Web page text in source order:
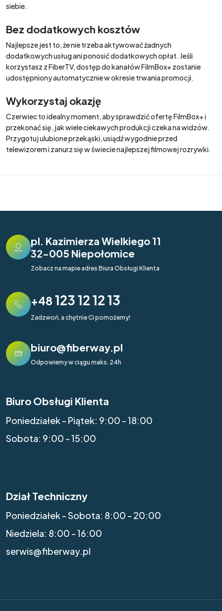
siebie.
Bez dodatkowych kosztów
Najlepsze jest to, że nie trzeba aktywować żadnych
dodatkowych usług ani ponosić dodatkowych opłat. Jeśli
korzystasz z FiberTV, dostęp do kanałów FilmBox+ zostanie
udostępniony automatycznie w okresie trwania promocji.
Wykorzystaj okazję
Czerwiec to idealny moment, aby sprawdzić ofertę FilmBox+ i
przekonać się, jak wiele ciekawych produkcji czeka na widzów.
Przygotuj ulubione przekąski, usiądź wygodnie przed
telewizorem i zanurz się w świecie najlepszej filmowej rozrywki.
pl. Kazimierza Wielkiego 11
32-005 Niepołomice
Zobacz na mapie adres Biura Obsługi Klienta
+48 123 12 12 13
Zadzwoń, a chętnie Ci pomożemy!
biuro@fiberway.pl
Odpowiemy w ciągu maks. 24h
Biuro Obsługi Klienta
Poniedziałek - Piątek: 9:00 - 18:00
Sobota: 9:00 - 15:00
Dział Techniczny
Poniedziałek - Sobota: 8:00 - 20:00
Niedziela: 8:00 - 16:00
serwis@fiberway.pl